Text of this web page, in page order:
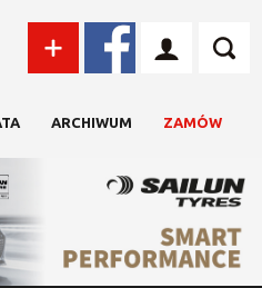
ARCHIWUM ZAMÓW